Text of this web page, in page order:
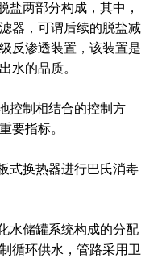
盐两部分构成，其中，
器，可谓后续的脱盐减
反渗透装置，该装置是
水的品质。
控制相结合的控制方
要指标。
式换热器进行巴氏消毒
水储罐系统构成的分配
循环供水，管路采用卫